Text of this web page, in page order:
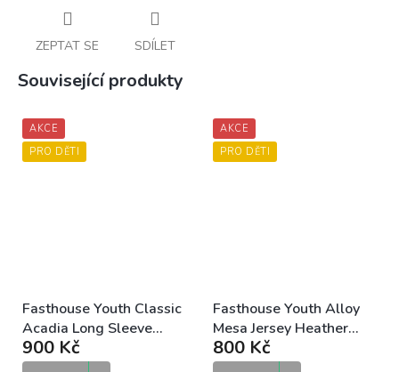
ZEPTAT SE SDÍLET
Související produkty
AKCE
PRO DĚTI
Fasthouse Youth Classic
Acadia Long Sleeve
Jersey Heather Indigo
dětský MTB dres
900 Kč
AKCE
PRO DĚTI
Fasthouse Youth Alloy
Mesa Jersey Heather
Red Navy dětský MTB
dres
800 Kč